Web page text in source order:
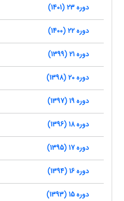
دوره 23 (1401)
دوره 22 (1400)
دوره 21 (1399)
دوره 20 (1398)
دوره 19 (1397)
دوره 18 (1396)
دوره 17 (1395)
دوره 16 (1394)
دوره 15 (1393)